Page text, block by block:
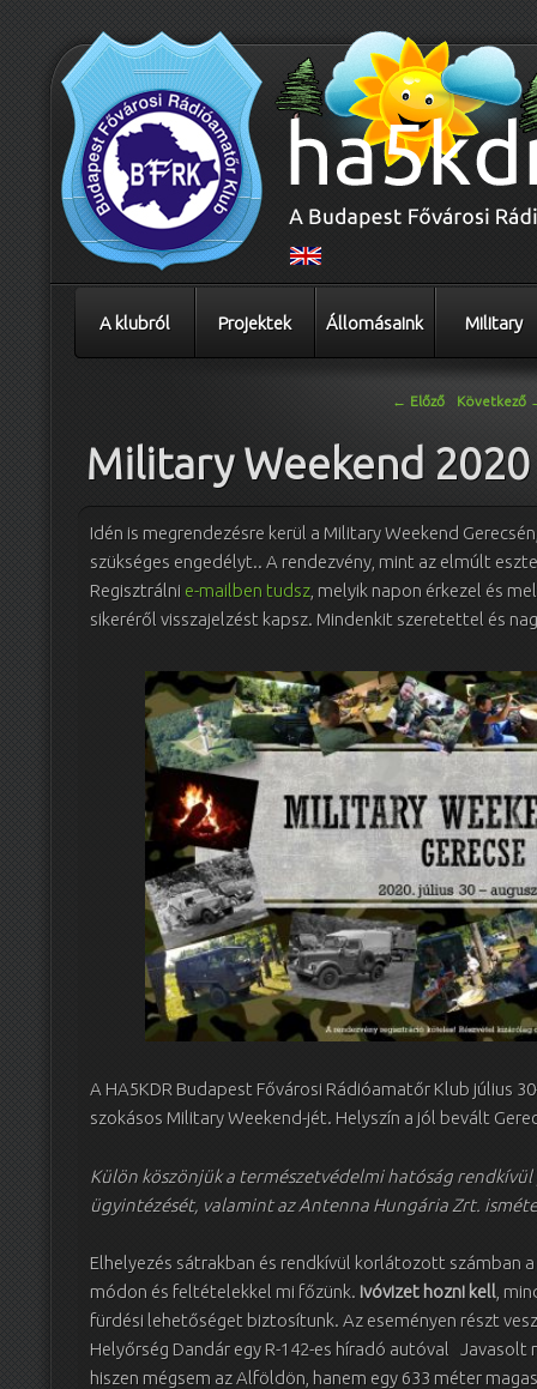
A klubról Projektek Állomásaink Military
← Előző Következő
Military Weekend 2020
Idén is megrendezésre kerül a Military Weekend
szükséges engedélyt.. A rendezvény, mint az elmúlt
Regisztrálni e-mailben tudsz , melyik napon érkezel és
sikeréről visszajelzést kapsz. Mindenkit szeretettel és
A HA5KDR Budapest Fővárosi Rádióamatőr Klub július
szokásos Military Weekend-jét. Helyszín a jól bevált
Külön köszönjük a természetvédelmi hatóság
ügyintézését, valamint az Antenna Hungária Zrt.
Elhelyezés sátrakban és rendkívül korlátozott számban
módon és feltételekkel mi főzünk. Ivóvizet hozni kell ,
fürdési lehetőséget biztosítunk. Az eseményen részt
Helyőrség Dandár egy R-142-es híradó autóval Javasolt
hiszen mégsem az Alföldön, hanem egy 633 méter